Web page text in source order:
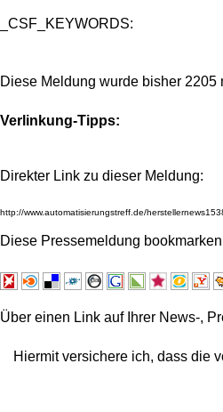
_CSF_KEYWORDS:
Diese Meldung wurde bisher 2205
Verlinkung-Tipps:
Direkter Link zu dieser Meldung:
Diese Pressemeldung
Über einen Link auf Ihrer News-,
Hiermit versichere ich, dass die